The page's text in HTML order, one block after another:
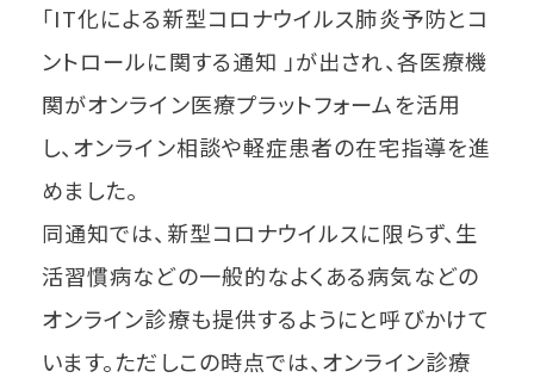
「IT化による新型コロナウイルス肺炎予防とコ
ントロールに関する通知 」が出され、各医療機
関がオンライン医療プラットフォームを活用
し、オンライン相談や軽症患者の在宅指導を進
めました。
同通知では、新型コロナウイルスに限らず、生
活習慣病などの一般的なよくある病気などの
オンライン診療も提供するようにと呼びかけて
います。ただしこの時点では、オンライン診療